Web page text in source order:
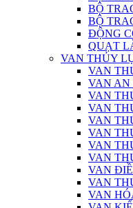
BỘ
BỘ
ĐỘNG
QUẠT
VAN THỦY
VAN
VAN AN
VAN
VAN
VAN
VAN
VAN
VAN
VAN
VAN
VAN